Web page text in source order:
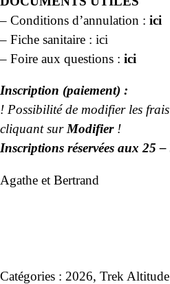
– Conditions d’annulation : ici
– Fiche sanitaire : ici
– Foire aux questions : ici
Inscription (paiement) :
! Possibilité de modifier les
cliquant surModifier !
Inscriptions réservées aux 25
Agathe et Bertrand
Catégories : 2026, Trek Altitude